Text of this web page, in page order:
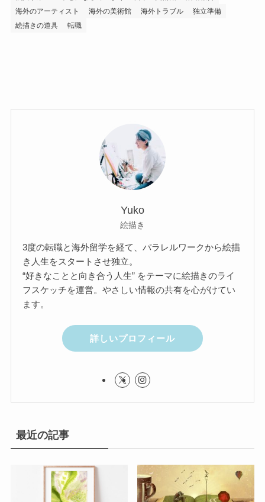
海外のアーティスト
海外の美術館 海外トラブル
独立準備
絵描きの道具
転職
Yuko
絵描き
3度の転職と海外留学を経て、パラレルワークから絵描
き人生をスタートさせ独立。
“好きなことと向き合う人生” をテーマに絵描きのライ
フスケッチを運営。やさしい情報の共有を心がけてい
ます。
詳しいプロフィール
最近の記事